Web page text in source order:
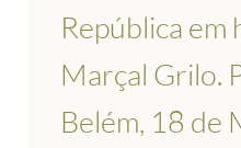
República em
Marçal Grilo.
Belém, 18 de